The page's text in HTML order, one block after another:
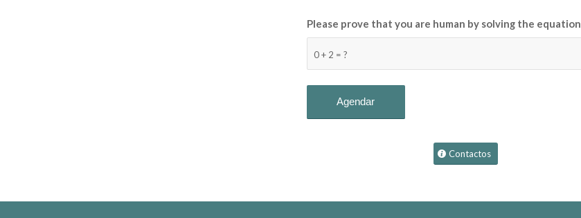
0 + 2 = ?
Please prove that you are human by solving the equation
Contactos